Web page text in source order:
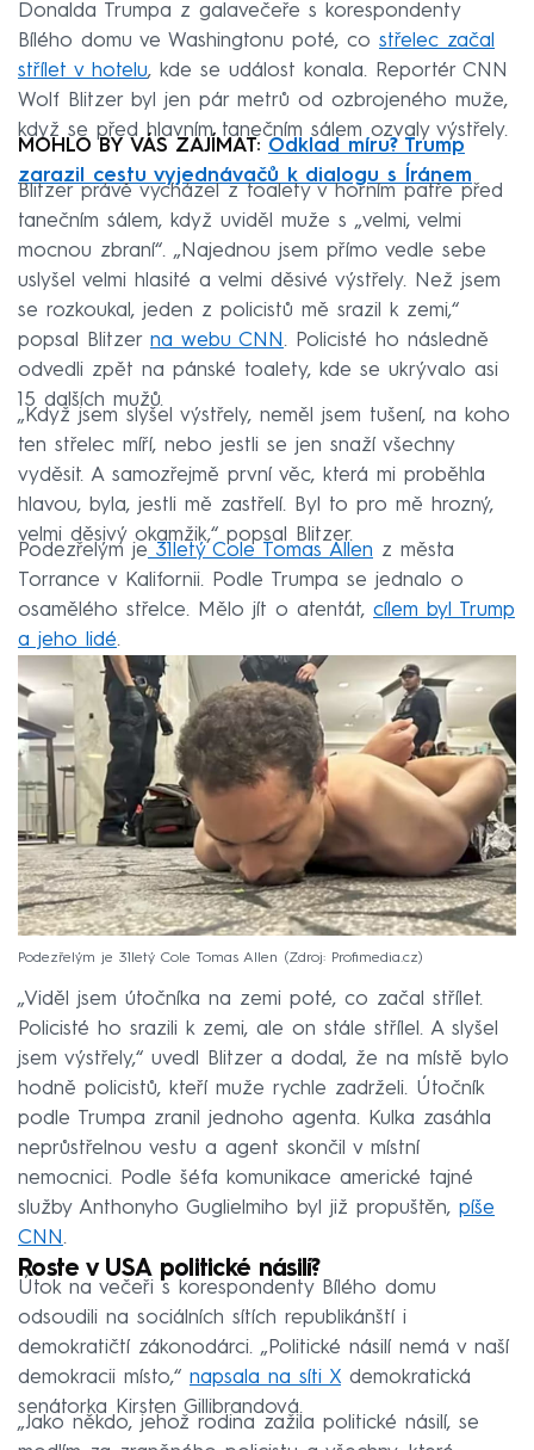
Donalda Trumpa z galavečeře s korespondenty
Bílého domu ve Washingtonu poté, co střelec začal
střílet v hotelu, kde se událost konala. Reportér CNN
Wolf Blitzer byl jen pár metrů od ozbrojeného muže,
když se před hlavním tanečním sálem ozvaly výstřely.
MOHLO BY VÁS ZAJÍMAT: Odklad míru? Trump
zarazil cestu vyjednávačů k dialogu s Íránem
Blitzer právě vycházel z toalety v horním patře před
tanečním sálem, když uviděl muže s „velmi, velmi
mocnou zbraní“. „Najednou jsem přímo vedle sebe
uslyšel velmi hlasité a velmi děsivé výstřely. Než jsem
se rozkoukal, jeden z policistů mě srazil k zemi,“
popsal Blitzer na webu CNN. Policisté ho následně
odvedli zpět na pánské toalety, kde se ukrývalo asi
15 dalších mužů.
„Když jsem slyšel výstřely, neměl jsem tušení, na koho
ten střelec míří, nebo jestli se jen snaží všechny
vyděsit. A samozřejmě první věc, která mi proběhla
hlavou, byla, jestli mě zastřelí. Byl to pro mě hrozný,
velmi děsivý okamžik,“ popsal Blitzer.
Podezřelým je 31letý Cole Tomas Allen z města
Torrance v Kalifornii. Podle Trumpa se jednalo o
osamělého střelce. Mělo jít o atentát, cílem byl Trump
a jeho lidé.
Podezřelým je 31letý Cole Tomas Allen Zdroj: Profimedia.cz
„Viděl jsem útočníka na zemi poté, co začal střílet.
Policisté ho srazili k zemi, ale on stále střílel. A slyšel
jsem výstřely,“ uvedl Blitzer a dodal, že na místě bylo
hodně policistů, kteří muže rychle zadrželi. Útočník
podle Trumpa zranil jednoho agenta. Kulka zasáhla
neprůstřelnou vestu a agent skončil v místní
nemocnici. Podle šéfa komunikace americké tajné
služby Anthonyho Guglielmiho byl již propuštěn, píše
CNN.
Roste v USA politické násilí?
Útok na večeři s korespondenty Bílého domu
odsoudili na sociálních sítích republikánští i
demokratičtí zákonodárci. „Politické násilí nemá v naší
demokracii místo,“ napsala na síti X demokratická
senátorka Kirsten Gillibrandová.
„Jako někdo, jehož rodina zažila politické násilí, se